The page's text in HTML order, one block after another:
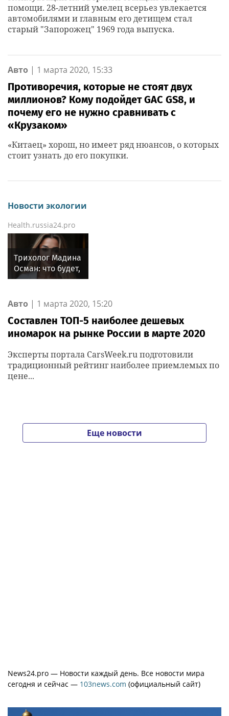
помощи. 28-летний умелец всерьез увлекается
автомобилями и главным его детищем стал
старый "Запорожец" 1969 года выпуска.
Авто | 1 марта 2020, 15:33
Противоречия, которые не стоят двух
миллионов? Кому подойдет GAC GS8, и
почему его не нужно сравнивать с
«Крузаком»
«Китаец» хорош, но имеет ряд нюансов, о которых
стоит узнать до его покупки.
Авто | 1 марта 2020, 15:20
Составлен ТОП-5 наиболее дешевых
иномарок на рынке России в марте 2020
Эксперты портала CarsWeek.ru подготовили
традиционный рейтинг наиболее приемлемых по
цене...
Еще новости
Новости экологии
Health.russia24.pro
Трихолог Мадина
Осман: что будет,
если мыть голову
News24.pro — Новости каждый день. Все новости мира
сегодня и сейчас — 103news.com (официальный сайт)